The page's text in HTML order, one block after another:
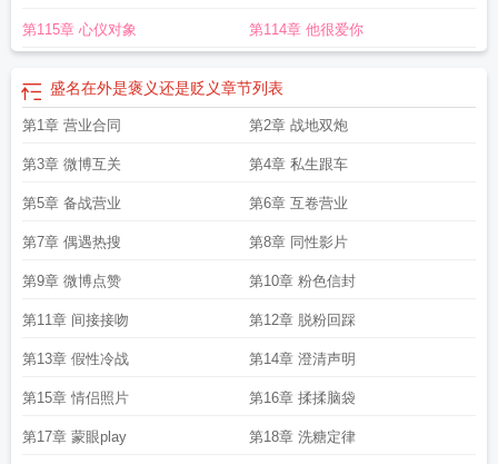
到了——贺宴约会任务对象是别人，祝盛庭从中作梗换成了自己。贺宴间接默许
了。贺宴翻祝盛庭白眼，祝盛庭却一直笑盈盈看对方。贺宴悄咪咪脸红。盛宴CP
粉：等等，这怎么和我想象的恨海情天不一样呢？！把我们当成你们play的一
环？————————————————————“我已经做好你一辈子不会原谅
我的准备，因为我自作主张的选择。”“谢谢你那么心软，又那么爱我。”
—————————————————————祝盛庭×贺宴【隐忍克制扮猪吃老
圆/换乘恋爱/无追妻追夫火葬场阅读排雷指南：1.攻受从前到未来身心只有对方，
写，爽文但酸甜口，会涉及一些粉圈，作者有话说会解释一些名词。3.恋综参考
综艺《换乘恋爱》，七年后同性可婚背景，无原型。4.本文前十章已精修完成，
视角叙事方式，辛苦追更读者再次观看5.娱乐圈涉及论坛粉丝言论，不好这口的
宝宝勿入～盛名在外娱乐圈番外 盛名是啥意思盛名在外是褒义还是贬义
么盛名的意思是什么意思 盛名在外娱乐圈百度 盛名在外[娱乐圈
读笔趣阁 盛名在外的近义词 盛名在外娱乐圈txt百度盛名在外是什么意思
第115章 心仪对象 第114章 他很爱你
盛名在外是褒义还是贬义章节列表
第1章 营业合同 第2章 战地双炮
第3章 微博互关 第4章 私生跟车
第5章 备战营业 第6章 互卷营业
第7章 偶遇热搜 第8章 同性影片
第9章 微博点赞 第10章 粉色信封
第11章 间接接吻 第12章 脱粉回踩
第13章 假性冷战 第14章 澄清声明
第15章 情侣照片 第16章 揉揉脑袋
第17章 蒙眼play 第18章 洗糖定律